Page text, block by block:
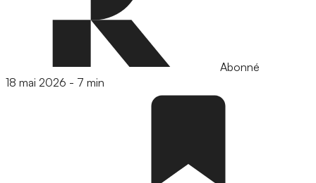
Abonné
18 mai 2026 - 7 min